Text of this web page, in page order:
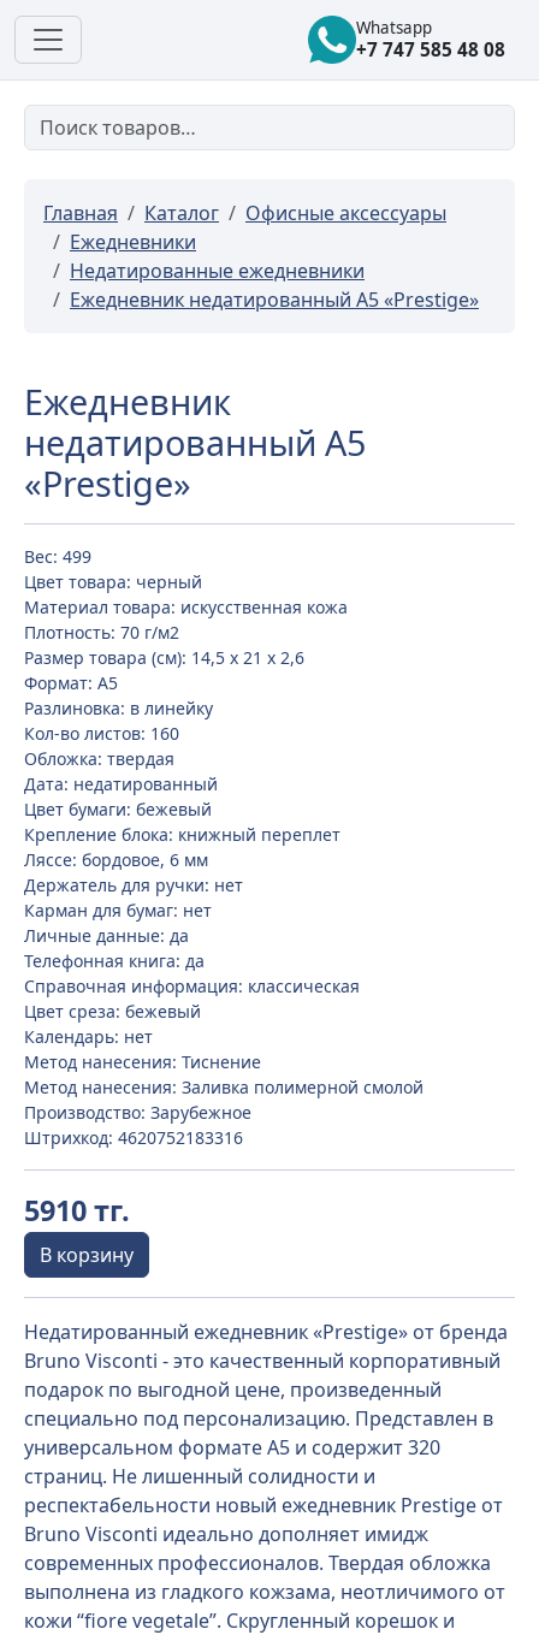
Whatsapp
+7 747 585 48 08
Главная Каталог
Офисные аксессуары
Ежедневники
Недатированные ежедневники
Ежедневник недатированный А5 «Prestige»
Ежедневник
недатированный А5
«Prestige»
Вес: 499
Цвет товара: черный
Материал товара: искусственная кожа
Плотность: 70 г/м2
Размер товара (см): 14,5 х 21 х 2,6
Формат: A5
Разлиновка: в линейку
Кол-во листов: 160
Обложка: твердая
Дата: недатированный
Цвет бумаги: бежевый
Крепление блока: книжный переплет
Ляссе: бордовое, 6 мм
Держатель для ручки: нет
Карман для бумаг: нет
Личные данные: да
Телефонная книга: да
Справочная информация: классическая
Цвет среза: бежевый
Календарь: нет
Метод нанесения: Тиснение
Метод нанесения: Заливка полимерной смолой
Производство: Зарубежное
Штрихкод: 4620752183316
5910 тг.
В корзину
Недатированный ежедневник «Prestige» от бренда
Bruno Visconti - это качественный корпоративный
подарок по выгодной цене, произведенный
специально под персонализацию. Представлен в
универсальном формате А5 и содержит 320
страниц. Не лишенный солидности и
респектабельности новый ежедневник Prestige от
Bruno Visconti идеально дополняет имидж
современных профессионалов. Твердая обложка
выполнена из гладкого кожзама, неотличимого от
кожи “fiore vegetale”. Скругленный корешок и